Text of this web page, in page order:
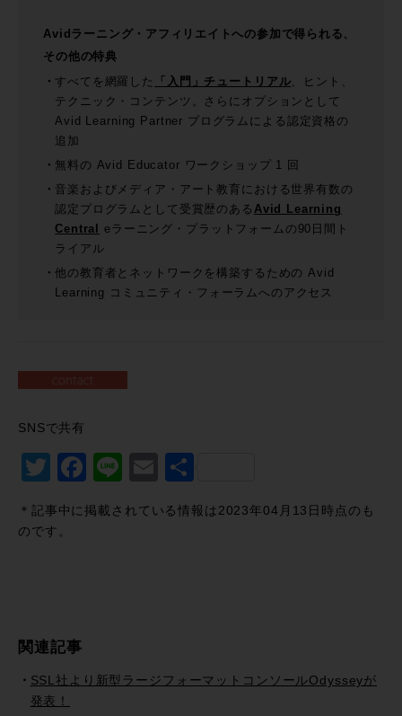
Avidラーニング・アフィリエイトへの参加で得られる、
その他の特典
すべてを網羅した
「入門」チュートリアル 、ヒント、
テクニック・コンテンツ。さらにオプションとして
Avid Learning Partner プログラムによる認定資格の
追加
無料の Avid Educator ワークショップ 1 回
音楽およびメディア・アート教育における世界有数の
認定プログラムとして受賞歴のある Avid Learning
Central eラーニング・プラットフォームの90日間ト
ライアル
他の教育者とネットワークを構築するための Avid
Learning コミュニティ・フォーラムへのアクセス
SNSで共有
Twitter
Facebook
LineEmail
＊記事中に掲載されている情報は2023年04月13日時点のも
のです。
関連記事
SSL社より新型ラージフォーマットコンソールOdysseyが
発表！